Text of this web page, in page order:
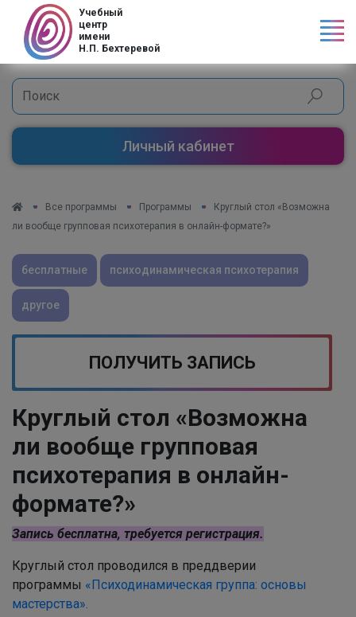
Учебный
центр
имени
Н.П. Бехтеревой
Личный кабинет
Все программы Программы
Круглый стол «Возможна
ли вообще групповая психотерапия в онлайн-формате?»
бесплатные психодинамическая психотерапия
другое
ПОЛУЧИТЬ ЗАПИСЬ
Круглый стол «Возможна
ли вообще групповая
психотерапия в онлайн-
формате?»
Запись бесплатна, требуется регистрация.
Круглый стол проводился в преддверии
программы «Психодинамическая группа: основы
мастерства».
Код страны